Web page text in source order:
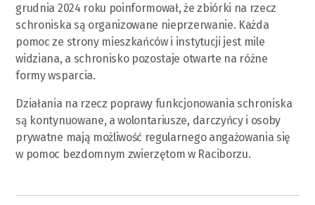
grudnia 2024 roku poinformował, że zbiórki na rzecz
schroniska są organizowane nieprzerwanie. Każda
pomoc ze strony mieszkańców i instytucji jest mile
widziana, a schronisko pozostaje otwarte na różne
formy wsparcia.
Działania na rzecz poprawy funkcjonowania schroniska
są kontynuowane, a wolontariusze, darczyńcy i osoby
prywatne mają możliwość regularnego angażowania się
w pomoc bezdomnym zwierzętom w Raciborzu.